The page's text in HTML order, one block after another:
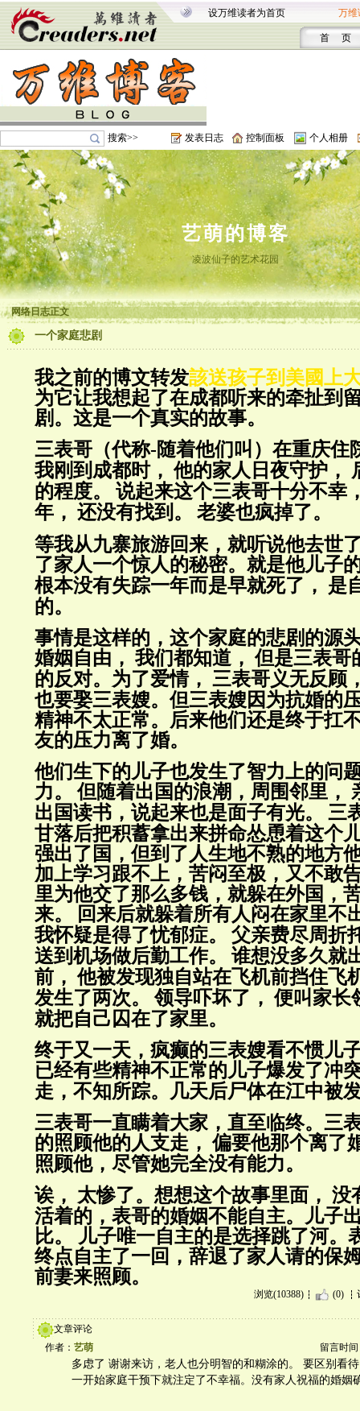
设万维读者为首页 万维
首 页
搜索>> 发表日志 控制面板 个人相册
艺萌的博客
凌波仙子的艺术花园
网络日志正文
一个家庭悲剧
我之前的博文转发該送孩子到美國上
为它让我想起了在成都听来的牵扯到
剧。这是一个真实的故事。
三表哥（代称-随着他们叫）在重庆住
我刚到成都时， 他的家人日夜守护，
的程度。
说起来这个三表哥十分不幸
年， 还没有找到。
老婆也疯掉了。
等我从九寨旅游回来，就听说他去世
了家人一个惊人的秘密。就是他儿子
根本没有失踪一年而是早就死了， 是
的。
事情是这样的，这个家庭的悲剧的源
婚姻自由， 我们都知道， 但是三表哥
的反对。为了爱情， 三表哥义无反顾
也要娶三表嫂。但三表嫂因为抗婚的
精神不太正常。后来他们还是终于扛
友的压力离了婚。
他们生下的儿子也发生了智力上的问
力。
但随着出国的浪潮，周围邻里，
出国读书，说起来也是面子有光。
三
甘落后把积蓄拿出来拼命怂恿着这个
强出了国，但到了人生地不熟的地方
加上学习跟不上，苦闷至极，又不敢
里为他交了那么多钱， 就躲在外国，
来。
回来后就躲着所有人闷在家里不
我怀疑是得了忧郁症。
父亲费尽周折
送到机场做后勤工作。
谁想没多久就
前， 他被发现独自站在飞机前挡住飞
发生了两次。
领导吓坏了， 便叫家长
就把自己囚在了家里。
终于又一天，疯癫的三表嫂看不惯儿
已经有些精神不正常的儿子爆发了冲
走，不知所踪。几天后尸体在江中被
三表哥一直瞒着大家，直至临终。三
的照顾他的人支走， 偏要他那个离了
照顾他，尽管她完全没有能力。
诶， 太惨了。想想这个故事里面， 没
活着的，表哥的婚姻不能自主。儿子
比。 儿子唯一自主的是选择跳了河。
终点自主了一回，辞退了家人请的保
前妻来照顾。
浏览(10388) (0)
文章评论
作者： 艺萌 留言时间
多虑了 谢谢来访，老人也分明智的和糊涂的。 要区别看
一开始家庭干预下就注定了不幸福。没有家人祝福的婚姻